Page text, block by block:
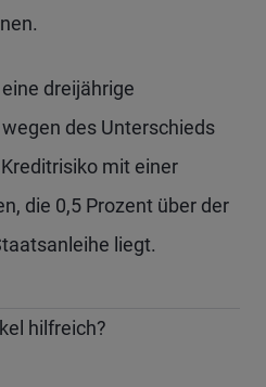
dreijährige
des Unterschieds
mit einer
die 0,5 Prozent über der
liegt.
hilfreich?